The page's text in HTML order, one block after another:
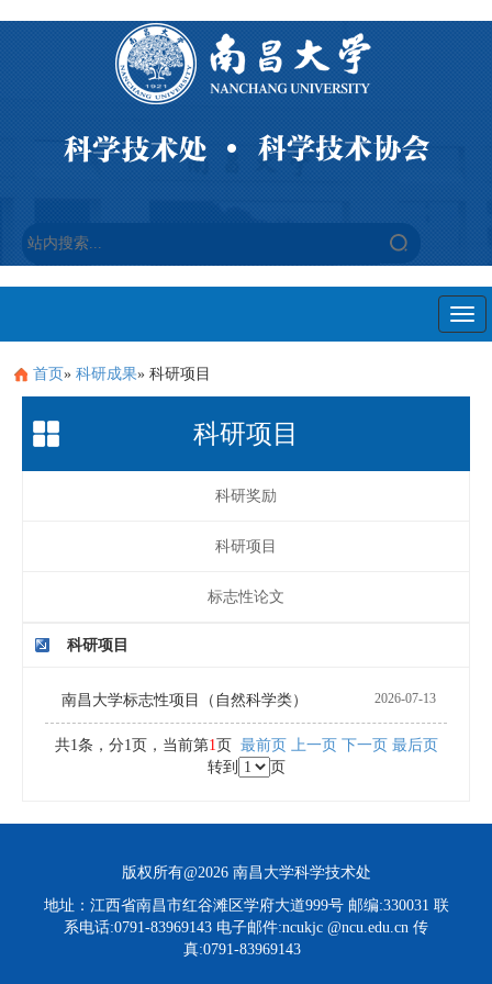
首页» 科研成果» 科研项目
科研项目
科研奖励
科研项目
标志性论文
科研项目
2026-07-13
南昌大学标志性项目（自然科学类）
共1条，分1页，当前第1页 最前页 上一页 下一页 最后页
转到
页
版权所有@2026 南昌大学科学技术处
地址：江西省南昌市红谷滩区学府大道999号 邮编:330031 联
系电话:0791-83969143 电子邮件:ncukjc @ncu.edu.cn 传
真:0791-83969143